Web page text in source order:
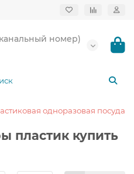
номер)
одноразовая посуда
пластик купить